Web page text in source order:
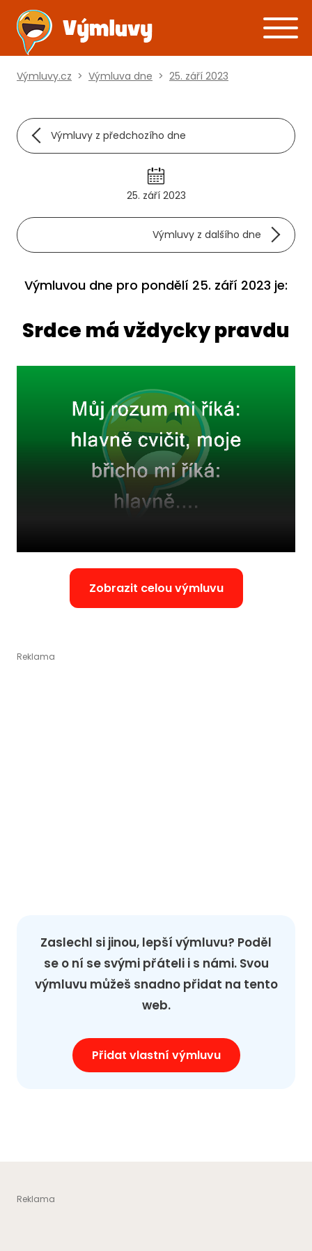
Výmluvy.cz > Výmluva dne > 25. září 2023
Výmluvy z předchozího dne
25. září 2023
Výmluvy z dalšího dne
Výmluvou dne pro pondělí 25. září 2023 je:
Srdce má vždycky pravdu
Zobrazit celou výmluvu
Zaslechl si jinou, lepší výmluvu? Poděl
se o ní se svými přáteli i s námi. Svou
výmluvu můžeš snadno přidat na tento
web.
Přidat vlastní výmluvu